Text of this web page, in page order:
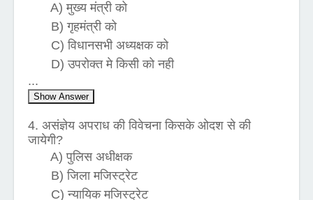
A) मुख्य मंत्री को
B) गृहमंत्री को
C) विधानसभी अध्यक्षक को
D) उपरोक्त मे किसी को नही
...
Show Answer
4. असंज्ञेय अपराध की विवेचना किसके ओदश से की
जायेगी?
A) पुलिस अधीक्षक
B) जिला मजिस्ट्रेट
C) न्यायिक मजिस्ट्रेट